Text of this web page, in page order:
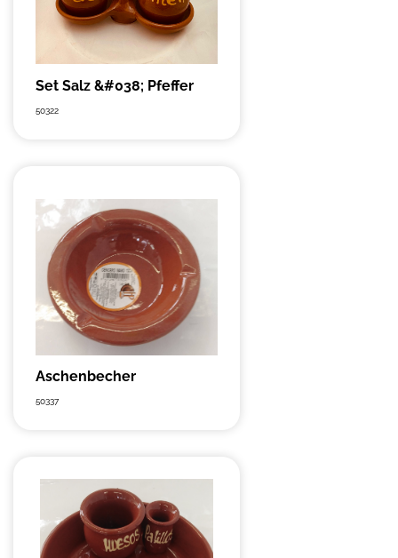
Set Salz &#038; Pfeffer
50322
Aschenbecher
50337